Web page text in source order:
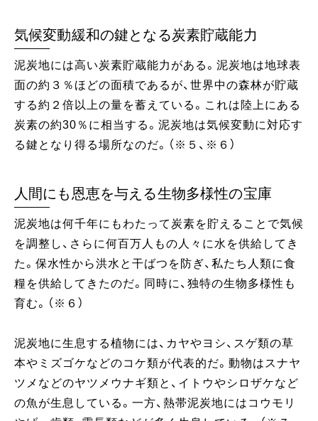
気候変動緩和の鍵となる炭素貯蔵能力
泥炭地には高い炭素貯蔵能力がある。泥炭地は地球表
面の約３％ほどの面積であるが、世界中の森林が貯蔵
する約２倍以上の量を蓄えている。これは陸上にある
炭素の約30％に相当する。泥炭地は気候変動に対応す
る鍵となり得る場所なのだ。（※５、※６）
人間にも恩恵を与える生物多様性の宝庫
泥炭地は何千年にもわたって炭素を貯えることで気候
を調整し、さらに何百万人もの人々に水を供給してき
た。保水性から洪水と干ばつを防ぎ、私たち人類に食
糧を供給してきたのだ。同時に、独特の生物多様性も
育む。（※６）
泥炭地に生息する植物には、カヤやヨシ、スゲ類の草
本やミズゴケなどのコケ類が代表的だ。動物はスナヤ
ツメなどのヤツメウナギ類と、イトウやシロザケなど
の魚が生息している。一方、熱帯泥炭地にはコウモリ